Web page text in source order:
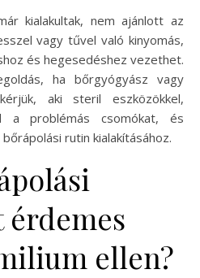
kialakultak, nem ajánlott az
vagy tűvel való kinyomás,
és hegesedéshez vezethet.
ha bőrgyógyász vagy
aki steril eszközökkel,
a problémás csomókat, és
rutin kialakításához.
ellen?